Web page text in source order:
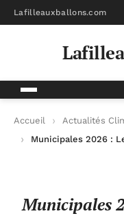
Lafilleauxballons.com
Accueil
Actualités
Municipales 2026 :
Municipales